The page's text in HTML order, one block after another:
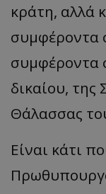
κράτη, αλλά
συμφέροντα
συμφέροντα
δικαίου, της
Θάλασσας
Είναι κάτι